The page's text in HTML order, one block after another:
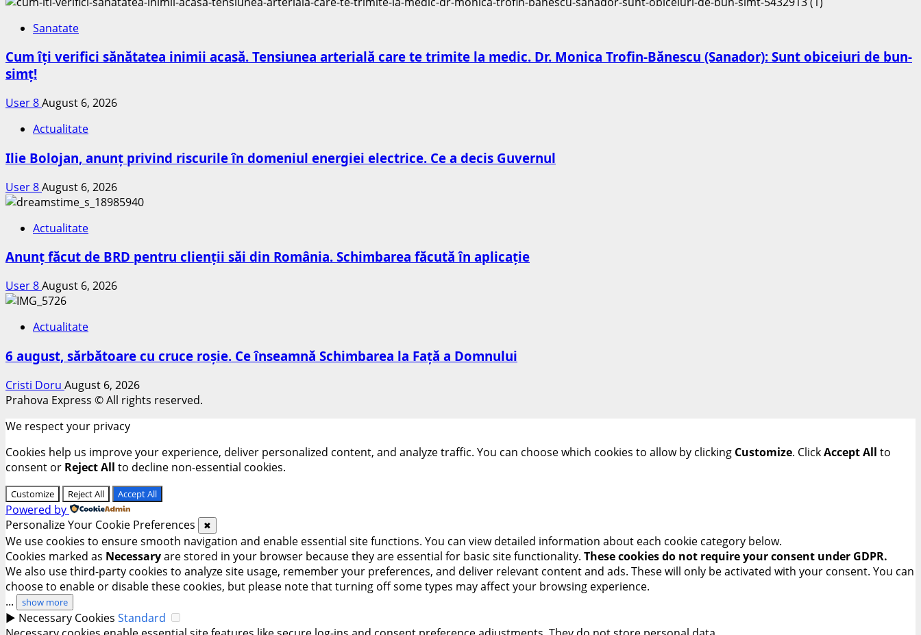
Sanatate
Cum îți verifici sănătatea inimii acasă. Tensiunea arterială care te trimite la medic. Dr. Monica Trofin-Bănescu (Sanador): Sunt obiceiuri de bun-
simț!
User 8August 6, 2026
Actualitate
Ilie Bolojan, anunț privind riscurile în domeniul energiei electrice. Ce a decis Guvernul
User 8August 6, 2026
Actualitate
Anunț făcut de BRD pentru clienții săi din România. Schimbarea făcută în aplicație
User 8August 6, 2026
Actualitate
6 august, sărbătoare cu cruce roșie. Ce înseamnă Schimbarea la Față a Domnului
Cristi Doru August 6, 2026
Prahova Express © All rights reserved.
We respect your privacy
Cookies help us improve your experience, deliver personalized content, and analyze traffic. You can choose which cookies to allow by clicking Customize. ClickAccept All to
consent or Reject All to decline non-essential cookies.
Customize Reject All Accept All
Powered by
Personalize Your Cookie Preferences
✖
We use cookies to ensure smooth navigation and enable essential site functions. You can view detailed information about each cookie category below.
Cookies marked as Necessaryare stored in your browser because they are essential for basic site functionality. These cookies do not require your consent under GDPR.
We also use third-party cookies to analyze site usage, remember your preferences, and deliver relevant content and ads. These will only be activated with your consent. You can
choose to enable or disable these cookies, but please note that turning off some types may affect your browsing experience.
...
show more
► Necessary Cookies Standard